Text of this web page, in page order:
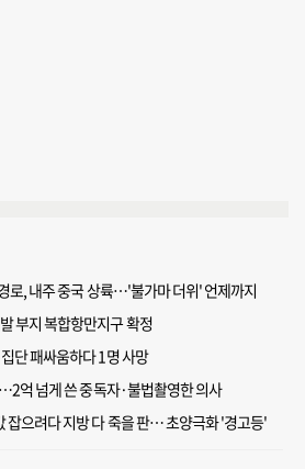
로, 내주 중국 상륙…'불가마 더위' 언제까지
부지 복합항만지구 확정
단 패싸움하다 1명 사망
억 넘게 쓴 중독자·불법촬영한 의사
잡으려다 지방 다 죽을 판… 초양극화 '경고등'